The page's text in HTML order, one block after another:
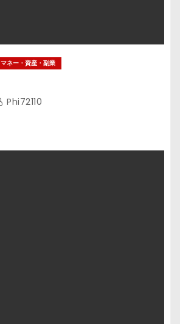
マネー・資産・副業
Phi72110